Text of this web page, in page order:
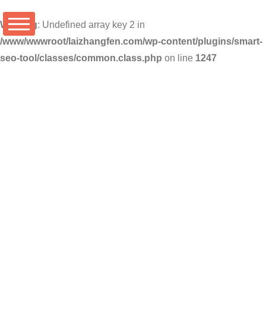
Warning: Undefined array key 2 in
/www/wwwroot/laizhangfen.com/wp-content/plugins/smart-
seo-tool/classes/common.class.php on line 1247